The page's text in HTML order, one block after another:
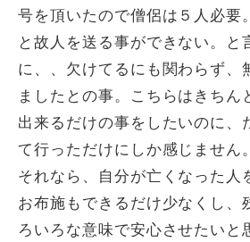
号を頂いたので僧侶は５人必要
と故人を送る事ができない。と
に、、欠けてるにも関わらず、
ましたとの事。こちらはきちん
出来るだけの事をしたいのに、
て行っただけにしか感じません。
それなら、自分が亡くなった人
お布施もできるだけ少なくし、
ろいろな意味で安心させたいと